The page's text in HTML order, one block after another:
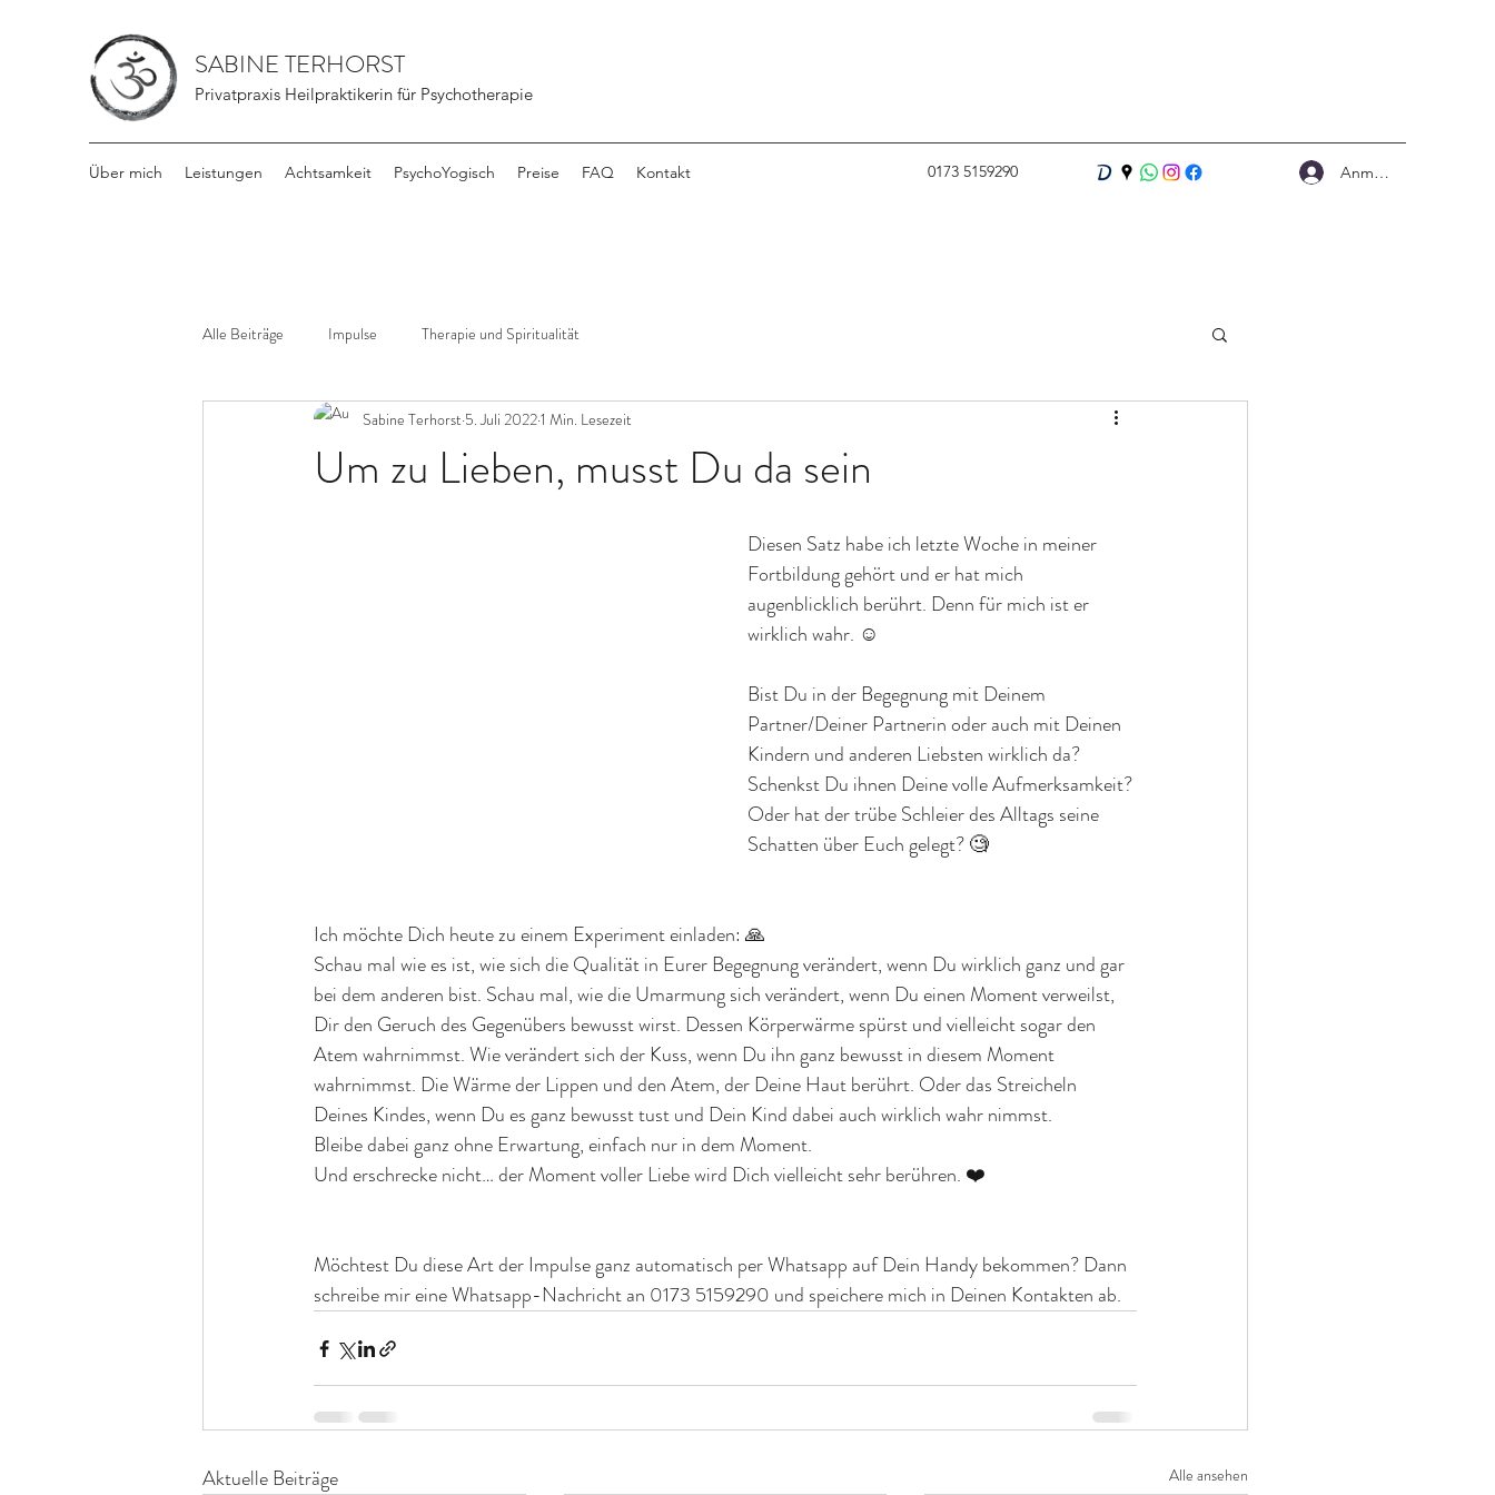
SABINE TERHORST
Privatpraxis Heilpraktikerin für Psychotherapie
Über mich Leistungen Achtsamkeit PsychoYogisch Preise FAQ Kontakt 0173 5159290 Anmelden
Alle Beiträge Impulse Therapie und Spiritualität
Um zu Lieben, musst Du da sein
Sabine Terhorst 5. Juli 20221 Min. Lesezeit
Diesen Satz habe ich letzte Woche in meiner
Fortbildung gehört und er hat mich
augenblicklich berührt. Denn für mich ist er
wirklich wahr. ☺️
Bist Du in der Begegnung mit Deinem
Partner/Deiner Partnerin oder auch mit Deinen
Kindern und anderen Liebsten wirklich da?
Schenkst Du ihnen Deine volle Aufmerksamkeit?
Oder hat der trübe Schleier des Alltags seine
Schatten über Euch gelegt? 🧐
Ich möchte Dich heute zu einem Experiment einladen: 🙏
Schau mal wie es ist, wie sich die Qualität in Eurer Begegnung verändert, wenn Du wirklich ganz und gar
bei dem anderen bist. Schau mal, wie die Umarmung sich verändert, wenn Du einen Moment verweilst,
Dir den Geruch des Gegenübers bewusst wirst. Dessen Körperwärme spürst und vielleicht sogar den
Atem wahrnimmst. Wie verändert sich der Kuss, wenn Du ihn ganz bewusst in diesem Moment
wahrnimmst. Die Wärme der Lippen und den Atem, der Deine Haut berührt. Oder das Streicheln
Deines Kindes, wenn Du es ganz bewusst tust und Dein Kind dabei auch wirklich wahr nimmst.
Bleibe dabei ganz ohne Erwartung, einfach nur in dem Moment.
Und erschrecke nicht… der Moment voller Liebe wird Dich vielleicht sehr berühren. ❤️
Möchtest Du diese Art der Impulse ganz automatisch per Whatsapp auf Dein Handy bekommen? Dann
schreibe mir eine Whatsapp-Nachricht an 0173 5159290 und speichere mich in Deinen Kontakten ab.
Aktuelle Beiträge Alle ansehen